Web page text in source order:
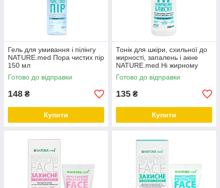
Гель для умивання і пілінгу
NATURE.med Пора чистих пір
150 мл
Готово до відправки
148 ₴
Купити
Тонік для шкіри, схильної до
жирності, запалень і акне
NATURE.med Ні жирному
блиску 200 мл
Готово до відправки
135 ₴
Купити